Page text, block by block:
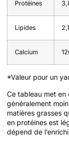
Protéines
Lipides
Calcium
*Valeur pour un
Ce tableau met en
généralement
matières grasses
en protéines est
dépend de